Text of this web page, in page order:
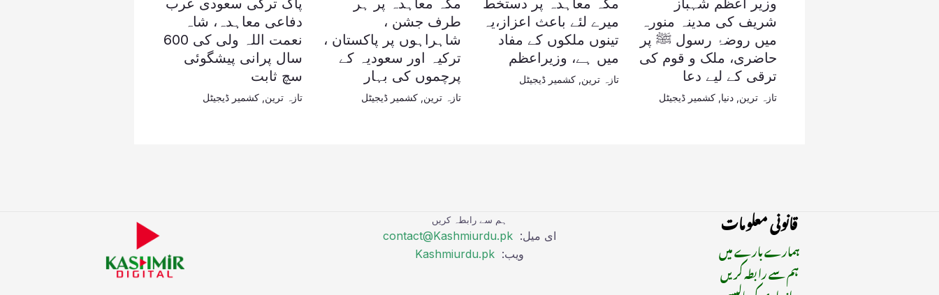
وزیر اعظم شہباز
شریف کی مدینہ منورہ
میں روضۂ رسول ﷺ پر
حاضری، ملک و قوم کی
ترقی کے لیے دعا
تازہ ترین دنیا کشمیر ڈیجیٹل
مکہ معاہدہ پر دستخط
میرے لئے باعث اعزاز،یہ
تینوں ملکوں کے مفاد
میں ہے، وزیراعظم
تازہ ترین ,کشمیر ڈیجیٹل
مکہ معاہدہ پر ہر
طرف جشن ،
شاہراہوں پر پاکستان ،
ترکیہ اور سعودیہ کے
پرچموں کی بہار
تازہ ترین ,کشمیر ڈیجیٹل
پاک ترکی سعودی عرب
دفاعی معاہدہ، شاہ
نعمت اللہ ولی کی 600
سال پرانی پیشگوئی
سچ ثابت
تازہ ترین کشمیر ڈیجیٹل
قانونی معلومات
ہمارے بارے میں
ہم سے رابطہ کریں
ہم سے رابطہ کریں
ای میل: contact@Kashmiurdu.pk
ویب: Kashmiurdu.pk